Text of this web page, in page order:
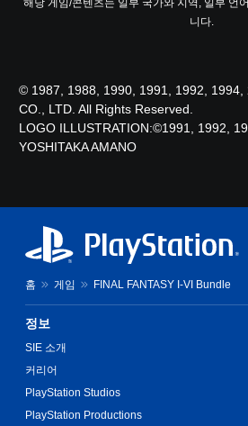
해당 게임/콘텐츠는 일부 국가와 지역, 일부 언
니다.
© 1987, 1988, 1990, 1991, 1992, 1994,
CO., LTD. All Rights Reserved.
LOGO ILLUSTRATION:©1991, 1992,
YOSHITAKA AMANO
홈 게임 FINAL FANTASY I-VI Bundle
정보
SIE 소개
커리어
PlayStation Studios
PlayStation Productions